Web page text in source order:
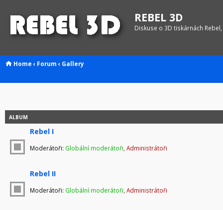
REBEL 3D
Diskuse o 3D tiskárnách
Home ‹ Forum ‹ Gallery
ALBUM
Rebel I
Moderátoři: Globální moderátoři Administrátoři
Rebel II
Moderátoři: Globální moderátoři Administrátoři